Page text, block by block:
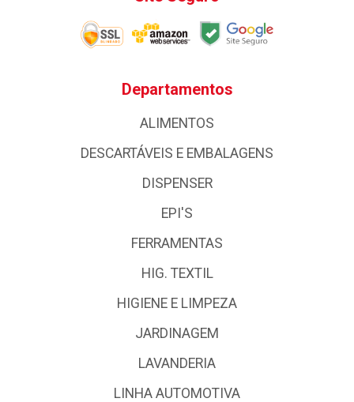
Departamentos
ALIMENTOS
DESCARTÁVEIS E EMBALAGENS
DISPENSER
EPI'S
FERRAMENTAS
HIG. TEXTIL
HIGIENE E LIMPEZA
JARDINAGEM
LAVANDERIA
LINHA AUTOMOTIVA